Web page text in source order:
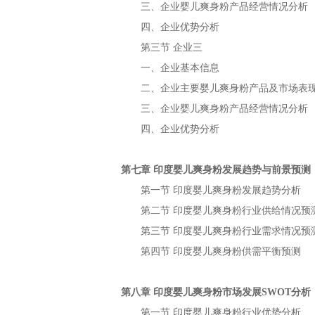
三、企业婴儿爽身粉产品经营情况分析
四、企业优势分析
第三节 企业三
一、企业基本信息
二、企业主要婴儿爽身粉产品及市场表
三、企业婴儿爽身粉产品经营情况分析
四、企业优势分析
第七章 印度婴儿爽身粉发展趋势与前景预测
第一节 印度婴儿爽身粉发展趋势分析
第二节 印度婴儿爽身粉行业供给情况预
第三节 印度婴儿爽身粉行业需求情况预
第四节 印度婴儿爽身粉供需平衡预测
第八章 印度婴儿爽身粉市场发展SWOT分析
第一节 印度婴儿爽身粉行业优势分析